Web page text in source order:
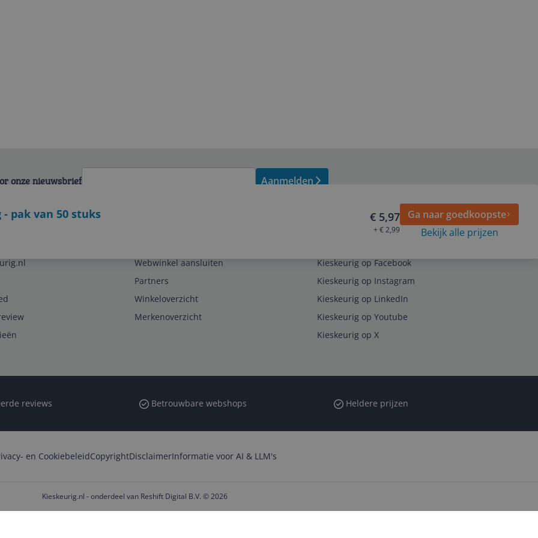
pak van 50 stuks € 5,97
+ € 2,99
Ga naar goedkoopste
Bekijk alle prijzen
onze nieuwsbrief Aanmelden
Webwinkel aansluiten
Partners
Winkeloverzicht
Merkenoverzicht
Kieskeurig op Facebook
Kieskeurig op Instagram
Kieskeurig op LinkedIn
Kieskeurig op Youtube
Kieskeurig op X
reviews Betrouwbare webshops Heldere prijzen
en CookiebeleidCopyrightDisclaimerInformatie voor AI & LLM's
Kieskeurig.nl - onderdeel van Reshift Digital B.V. © 2026